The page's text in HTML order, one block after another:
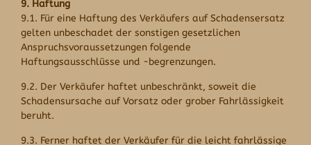
9. Haftung
9.1. Für eine Haftung des Verkäufers auf Schadensersatz
gelten unbeschadet der sonstigen gesetzlichen
Anspruchsvoraussetzungen folgende
Haftungsausschlüsse und -begrenzungen.
9.2. Der Verkäufer haftet unbeschränkt, soweit die
Schadensursache auf Vorsatz oder grober Fahrlässigkeit
beruht.
9.3. Ferner haftet der Verkäufer für die leicht fahrlässige